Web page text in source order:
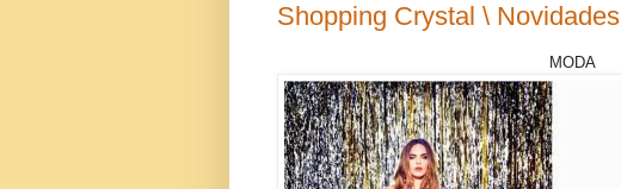
Shopping Crystal \ Novidades
MODA